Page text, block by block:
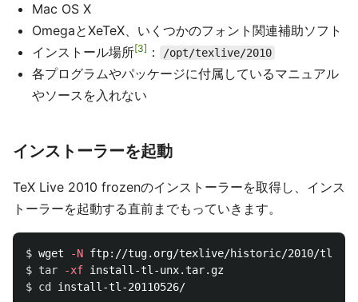
Mac OS X
OmegaとXeTeX、いくつかのフォント関連補助ソフト
インストール場所 3 ： /opt/texlive/2010
各プログラムやパッケージに付属しているマニュアル
やソースを入れない
インストーラーを起動
TeX Live 2010 frozenのインストーラーを取得し、インス
トーラーを起動する直前までもっていきます。
$ wget
-N
$ tar -xf
$ cd